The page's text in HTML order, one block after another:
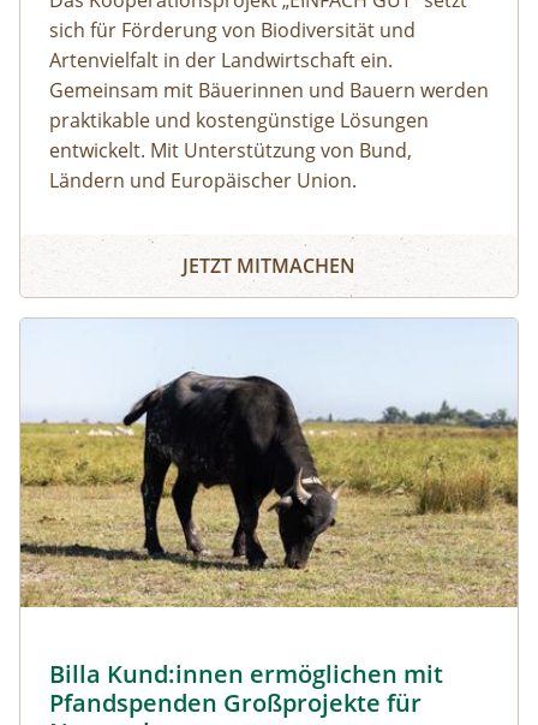
sich für Förderung von Biodiversität und
Artenvielfalt in der Landwirtschaft ein.
Gemeinsam mit Bäuerinnen und Bauern werden
praktikable und kostengünstige Lösungen
entwickelt. Mit Unterstützung von Bund,
Ländern und Europäischer Union.
JETZT MITMACHEN
Billa Kund:innen ermöglichen mit
Pfandspenden Großprojekte für